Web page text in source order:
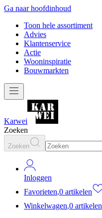
Ga naar hoofdinhoud
Toon hele assortiment
Advies
Klantenservice
Actie
Wooninspiratie
Bouwmarkten
Karwei
Zoeken
Zoeken
Inloggen
Favorieten,0 artikelen
Winkelwagen,0 artikelen